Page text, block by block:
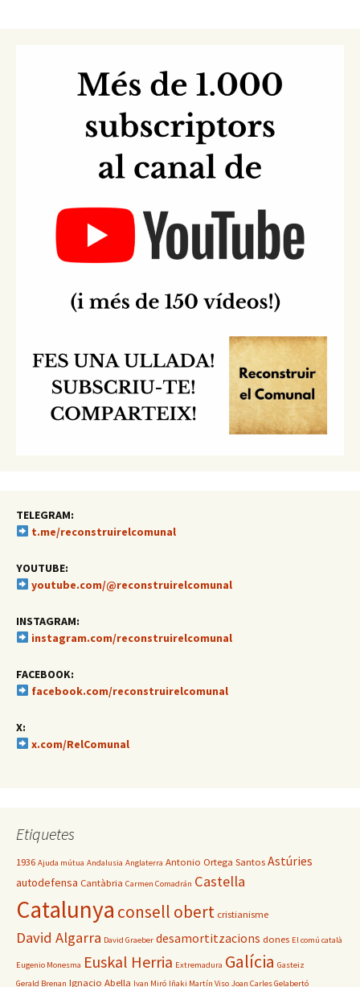
TELEGRAM:
t.me/reconstruirelcomunal
YOUTUBE:
youtube.com/@reconstruirelcomunal
INSTAGRAM:
instagram.com/reconstruirelcomunal
FACEBOOK:
facebook.com/reconstruirelcomunal
X:
x.com/RelComunal
Etiquetes
1936 Ajuda mútua Andalusia Anglaterra Antonio Ortega Santos Astúries
autodefensa Cantàbria Carmen Comadrán Castella
Catalunya consell obert cristianisme
David Algarra David Graeber desamortitzacions dones El comú català
Eugenio Monesma Euskal Herria Extremadura Galícia Gasteiz
Gerald Brenan Ignacio Abella Ivan Miró Iñaki Martín Viso Joan Carles Gelabertó